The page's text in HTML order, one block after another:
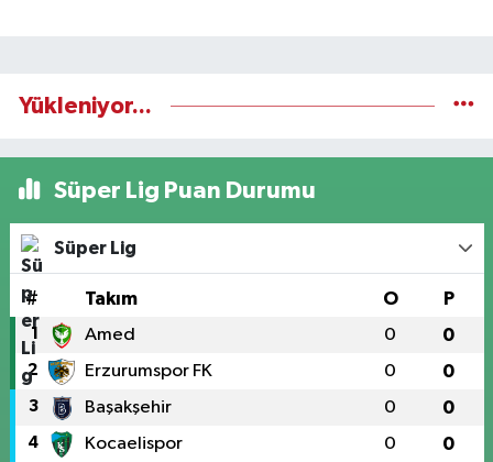
Yükleniyor...
Süper Lig Puan Durumu
Süper Lig
# Takım O P
1 Amed 0 0
2 Erzurumspor FK 0 0
3 Başakşehir 0 0
4 Kocaelispor 0 0